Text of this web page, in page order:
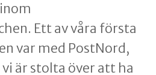
Ett av våra första
var med PostNord,
är stolta över att ha